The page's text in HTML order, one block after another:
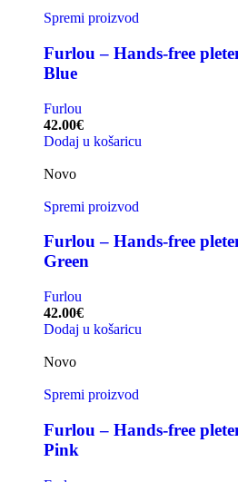
Spremi proizvod
Furlou – Hands-free
Blue
Furlou
42.00€
Dodaj u košaricu
Novo
Spremi proizvod
Furlou – Hands-free
Green
Furlou
42.00€
Dodaj u košaricu
Novo
Spremi proizvod
Furlou – Hands-free
Pink